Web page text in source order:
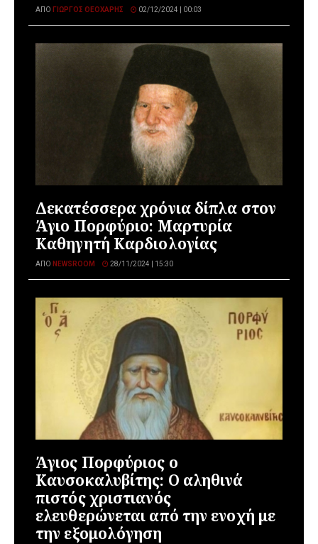
ΑΠΌ ΓΙΏΡΓΟΣ ΘΕΟΧΆΡΗΣ 02/12/2024 | 00:03
Δεκατέσσερα χρόνια δίπλα στον
Άγιο Πορφύριο: Μαρτυρία
Καθηγητή Καρδιολογίας
ΑΠΌ NEWSROOM 28/11/2024 | 15:30
Άγιος Πορφύριος ο
Καυσοκαλυβίτης: Ο αληθινά
πιστός χριστιανός
ελευθερώνεται από την ενοχή με
την εξομολόγηση